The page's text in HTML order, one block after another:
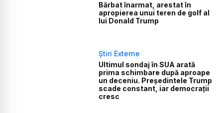
Bărbat înarmat, arestat în
apropierea unui teren de golf al
lui Donald Trump
Știri Externe
Ultimul sondaj în SUA arată
prima schimbare după aproape
un deceniu. Președintele Trump
scade constant, iar democrații
cresc